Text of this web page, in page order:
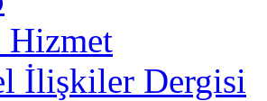
Hizmet
İlişkiler Dergisi